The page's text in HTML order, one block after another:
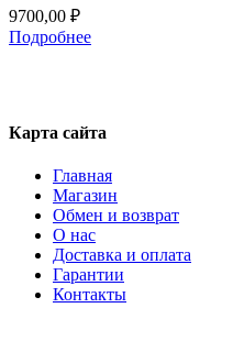
9700,00 ₽
Подробнее
Карта сайта
Главная
Магазин
Обмен и возврат
О нас
Доставка и оплата
Гарантии
Контакты